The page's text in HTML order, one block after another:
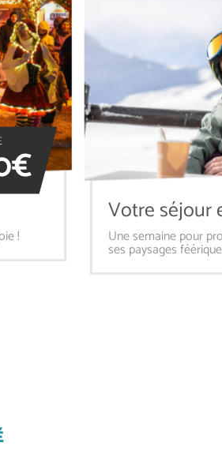
!
Votre séjour
Une semaine pour
ses paysages